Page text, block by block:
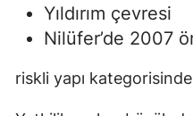
Yıldırım çevresi
Nilüfer’de 2007
riskli yapı